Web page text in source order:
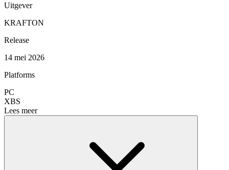
Uitgever
KRAFTON
Release
14 mei 2026
Platforms
PC
XBS
Lees meer